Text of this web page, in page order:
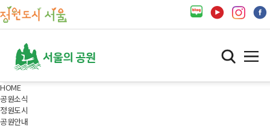
HOME
공원소식
정원도시
공원안내